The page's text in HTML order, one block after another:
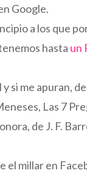
Google.
a los que
hasta un
si me apuran,
Las 7
de J. F.
el millar en